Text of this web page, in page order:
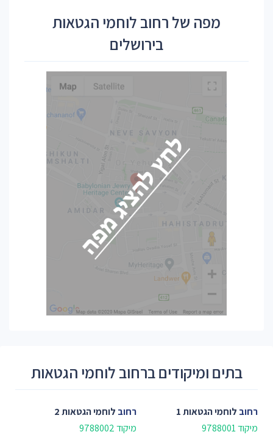
מפה של רחוב לוחמי הגטאות
בירושלים
בתים ומיקודים ברחוב לוחמי הגטאות
רחוב לוחמי הגטאות 1
מיקוד 9788001
רחוב לוחמי הגטאות 2
מיקוד 9788002